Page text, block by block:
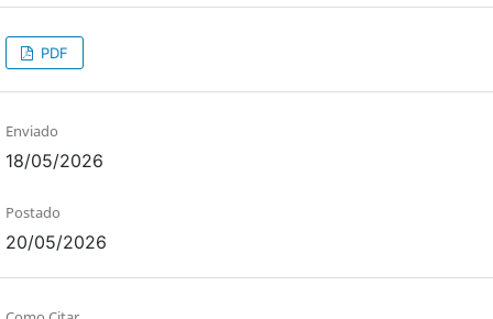
PDF
Enviado
18/05/2026
Postado
20/05/2026